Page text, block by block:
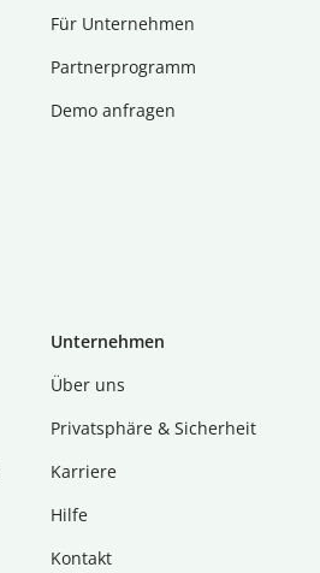
Für Unternehmen
Partnerprogramm
Demo anfragen
Unternehmen
Über uns
Privatsphäre & Sicherheit
Karriere
Hilfe
Kontakt